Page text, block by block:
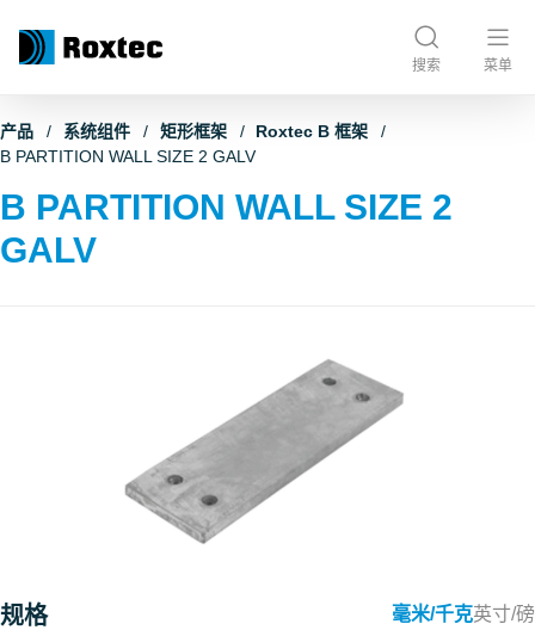
搜索 菜单
产品 系统组件 矩形框架
Roxtec B 框架
B PARTITION WALL SIZE 2 GALV
B PARTITION WALL SIZE 2
GALV
规格 毫米/千克英寸/磅